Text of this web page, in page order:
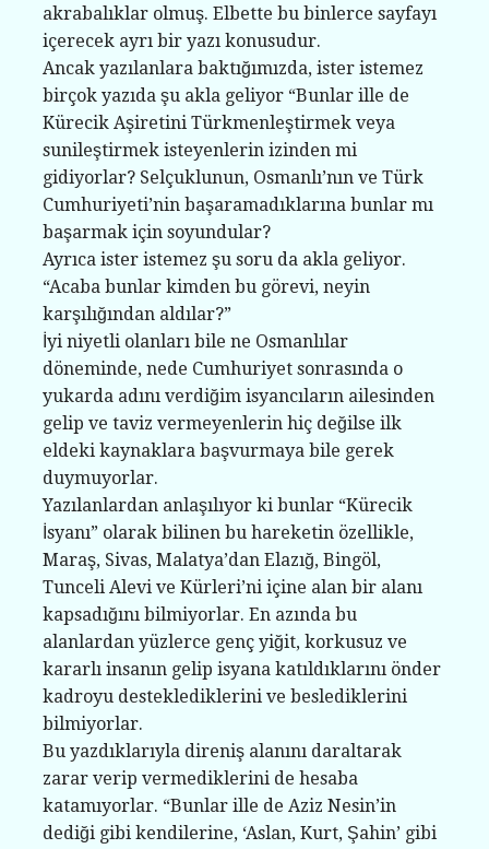
akrabalıklar olmuş. Elbette bu binlerce sayfayı
içerecek ayrı bir yazı konusudur.
Ancak yazılanlara baktığımızda, ister istemez
birçok yazıda şu akla geliyor “Bunlar ille de
Kürecik Aşiretini Türkmenleştirmek veya
sunileştirmek isteyenlerin izinden mi
gidiyorlar? Selçuklunun, Osmanlı’nın ve Türk
Cumhuriyeti’nin başaramadıklarına bunlar mı
başarmak için soyundular?
Ayrıca ister istemez şu soru da akla geliyor.
“Acaba bunlar kimden bu görevi, neyin
karşılığından aldılar?”
İyi niyetli olanları bile ne Osmanlılar
döneminde, nede Cumhuriyet sonrasında o
yukarda adını verdiğim isyancıların ailesinden
gelip ve taviz vermeyenlerin hiç değilse ilk
eldeki kaynaklara başvurmaya bile gerek
duymuyorlar.
Yazılanlardan anlaşılıyor ki bunlar “Kürecik
İsyanı” olarak bilinen bu hareketin özellikle,
Maraş, Sivas, Malatya’dan Elazığ, Bingöl,
Tunceli Alevi ve Kürleri’ni içine alan bir alanı
kapsadığını bilmiyorlar. En azında bu
alanlardan yüzlerce genç yiğit, korkusuz ve
kararlı insanın gelip isyana katıldıklarını önder
kadroyu desteklediklerini ve beslediklerini
bilmiyorlar.
Bu yazdıklarıyla direniş alanını daraltarak
zarar verip vermediklerini de hesaba
katamıyorlar. “Bunlar ille de Aziz Nesin’in
dediği gibi kendilerine, ‘Aslan, Kurt, Şahin’ gibi